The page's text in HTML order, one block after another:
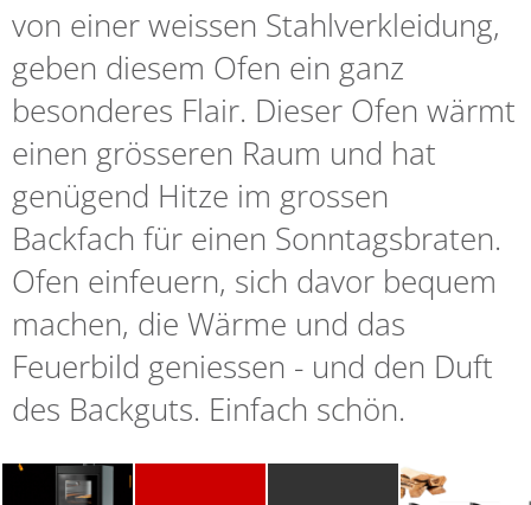
von einer weissen Stahlverkleidung,
geben diesem Ofen ein ganz
besonderes Flair. Dieser Ofen wärmt
einen grösseren Raum und hat
genügend Hitze im grossen
Backfach für einen Sonntagsbraten.
Ofen einfeuern, sich davor bequem
machen, die Wärme und das
Feuerbild geniessen - und den Duft
des Backguts. Einfach schön.